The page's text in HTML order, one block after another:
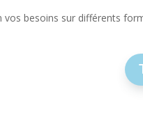
vos besoins sur différents